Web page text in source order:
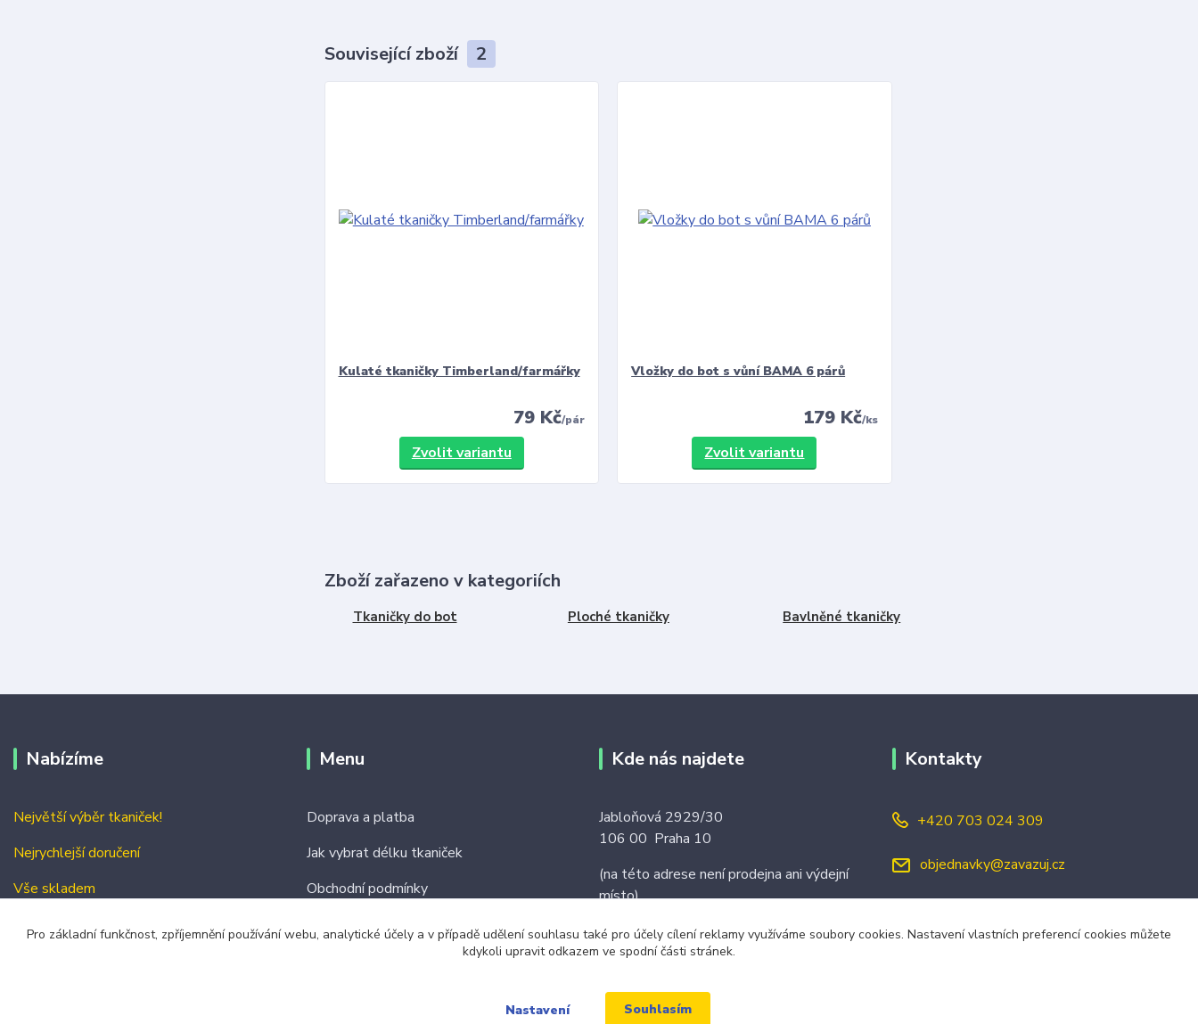
Související zboží 2
Kulaté tkaničky Timberland/farmářky
79 Kč/pár
Zvolit variantu
Vložky do bot s vůní BAMA 6 párů
179 Kč/ks
Zvolit variantu
Zboží zařazeno v kategoriích
Tkaničky do bot Ploché tkaničky Bavlněné tkaničky
Nabízíme
Největší výběr tkaniček!
Nejrychlejší doručení
Vše skladem
Menu
Doprava a platba
Jak vybrat délku tkaniček
Obchodní podmínky
Kde nás najdete
Jabloňová 2929/30
106 00 Praha 10
(na této adrese není prodejna ani výdejní
místo)
Kontakty
+420 703 024 309
objednavky@zavazuj.cz
Pro základní funkčnost, zpříjemnění používání webu, analytické účely a v případě udělení souhlasu také pro účely cílení reklamy využíváme soubory cookies. Nastavení vlastních preferencí cookies můžete
kdykoli upravit odkazem ve spodní části stránek.
Nastavení Souhlasím